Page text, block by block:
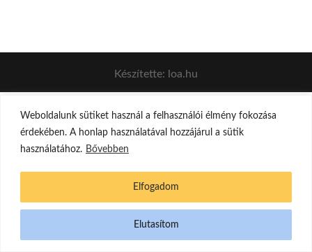
Weboldalunk sütiket használ a felhasználói élmény fokozása
érdekében. A honlap használatával hozzájárul a sütik
használatához. Bővebben
Elutasítom
Elfogadom
Készítette: loa.hu